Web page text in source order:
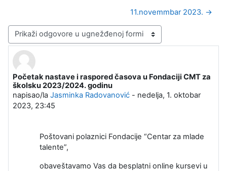
11.novemmbar 2023. →
Način prikazivanja
Početak nastave i raspored časova u Fondaciji CMT za
školsku 2023/2024. godinu
napisao/la Jasminka Radovanović - nedelja, 1. oktobar
2023, 23:45
Broj odgovora: 0
Poštovani polaznici Fondacije “Centar za mlade
talente”,
obaveštavamo Vas da besplatni online kursevi u